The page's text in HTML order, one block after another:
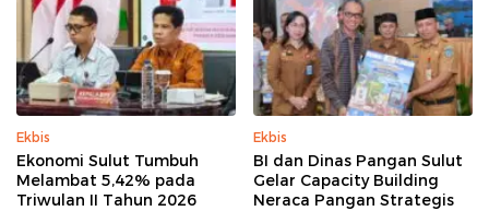
Ekbis
Ekonomi Sulut Tumbuh
Melambat 5,42% pada
Triwulan II Tahun 2026
Ekbis
BI dan Dinas Pangan Sulut
Gelar Capacity Building
Neraca Pangan Strategis